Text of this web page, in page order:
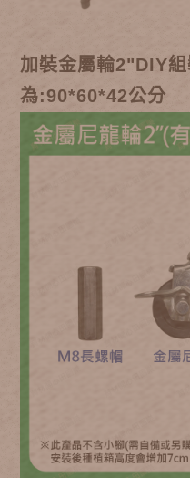
加裝金屬輪2"DIY
為:90*60*42公分